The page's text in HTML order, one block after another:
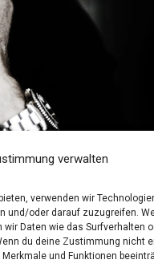
verwalten
verwenden wir
und/oder darauf zuzugreifen.
Daten wie das Surfverhalten
du deine Zustimmung nicht
und Funktionen